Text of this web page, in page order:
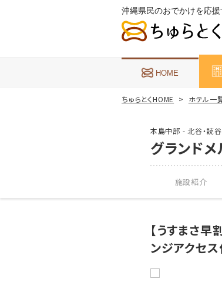
沖縄県民のおでかけを応援
HOME
ちゅらとくHOME ホテル一
本島中部 - 北谷・読谷
グランド
施設紹介
【うすまさ
ンジアクセ